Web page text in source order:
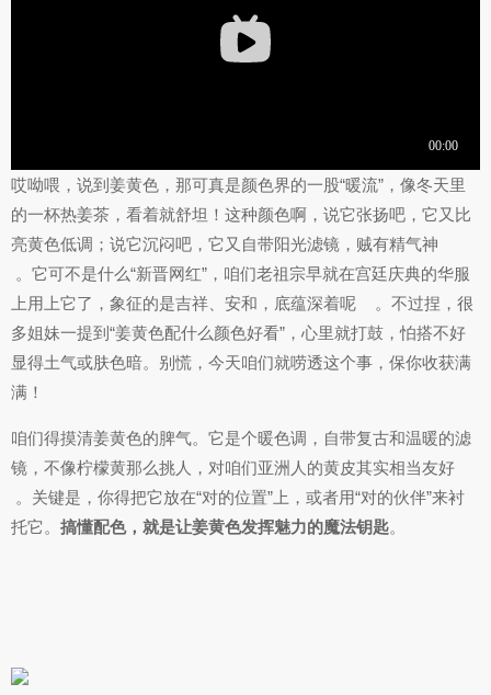
哎呦喂，说到姜黄色，那可真是颜色界的一股“暖流”，像冬天里
的一杯热姜茶，看着就舒坦！这种颜色啊，说它张扬吧，它又比
亮黄色低调；说它沉闷吧，它又自带阳光滤镜，贼有精气神
。它可不是什么“新晋网红”，咱们老祖宗早就在宫廷庆典的华服
上用上它了，象征的是吉祥、安和，底蕴深着呢
。不过捏，很
多姐妹一提到“姜黄色配什么颜色好看”，心里就打鼓，怕搭不好
显得土气或肤色暗。别慌，今天咱们就唠透这个事，保你收获满
满！
咱们得摸清姜黄色的脾气。它是个暖色调，自带复古和温暖的滤
镜，不像柠檬黄那么挑人，对咱们亚洲人的黄皮其实相当友好
。关键是，你得把它放在“对的位置”上，或者用“对的伙伴”来衬
托它。 搞懂配色，就是让姜黄色发挥魅力的魔法钥匙。